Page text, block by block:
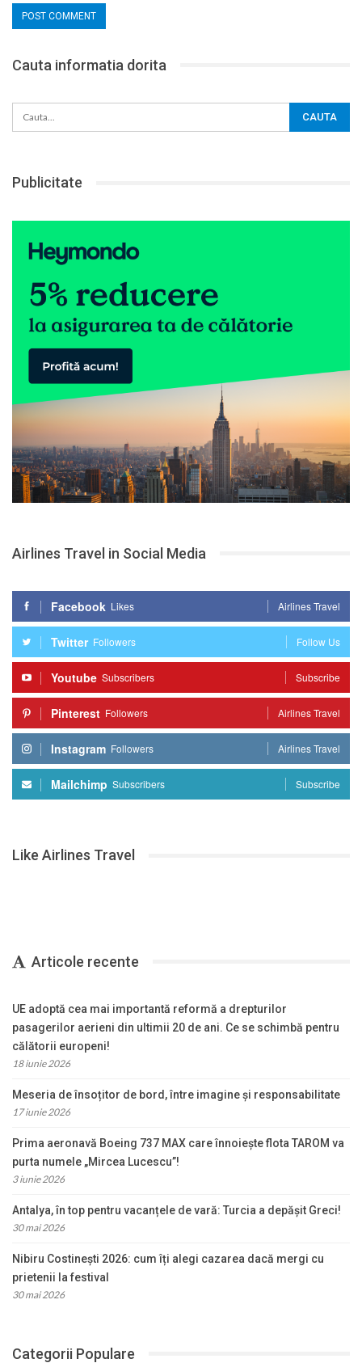
Cauta informatia dorita
Publicitate
Airlines Travel in Social Media
Facebook Likes Airlines Travel
Twitter Followers Follow Us
Youtube Subscribers Subscribe
Pinterest Followers Airlines Travel
Instagram Followers Airlines Travel
Mailchimp Subscribers Subscribe
Like Airlines Travel
Articole recente
UE adoptă cea mai importantă reformă a drepturilor
pasagerilor aerieni din ultimii 20 de ani. Ce se schimbă pentru
călătorii europeni!
18 iunie 2026
Meseria de însoțitor de bord, între imagine și responsabilitate
17 iunie 2026
Prima aeronavă Boeing 737 MAX care înnoiește flota TAROM va
purta numele „Mircea Lucescu”!
3 iunie 2026
Antalya, în top pentru vacanțele de vară: Turcia a depășit Greci!
30 mai 2026
Nibiru Costinești 2026: cum îți alegi cazarea dacă mergi cu
prietenii la festival
30 mai 2026
Categorii Populare